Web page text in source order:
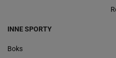
INNE SPORTY
Boks